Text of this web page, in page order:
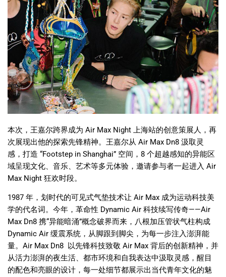
本次，王嘉尔跨界成为 Air Max Night 上海站的创意策展人，再
次展现出他的探索先锋精神。王嘉尔从 Air Max Dn8 汲取灵
感，打造 “Footstep in Shanghai” 空间， 8 个超越感知的异能区
域呈现文化、音乐、艺术等多元体验，邀请参与者一起进入 Air
Max Night 狂欢时段。
1987 年，划时代的可见式气垫技术让 Air Max 成为运动科技美
学的代名词。今年，革命性 Dynamic Air 科技续写传奇——Air
Max Dn8 携“异能暗涌”概念破界而来，八根加压管状气柱构成
Dynamic Air 缓震系统，从脚跟到脚尖，为每一步注入澎湃能
量。 Air Max Dn8 以先锋科技致敬 Air Max 背后的创新精神，并
从活力澎湃的夜生活、都市环境和自我表达中汲取灵感，醒目
的配色和亮眼的设计，每一处细节都展示出当代青年文化的魅